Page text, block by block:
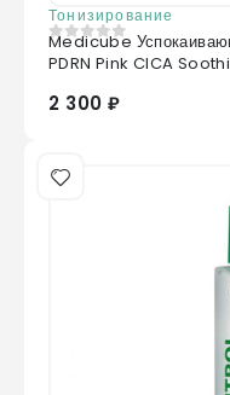
Тонизирование
0из 5
Medicube
PDRN Pink CICA
2 300 ₽